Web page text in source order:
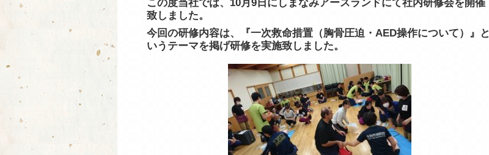
この度当社では、10月9日にしまなみアースランドにて社内研修会を開催
致しました。
今回の研修内容は、『一次救命措置（胸骨圧迫・AED操作について）』と
いうテーマを掲げ研修を実施致しました。